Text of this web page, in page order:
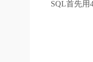
SQL首先